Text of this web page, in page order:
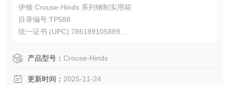
伊顿 Crouse-Hinds 系列钢制实用箱
目录编号:TP588
统一证书 (UPC):786189105889
产品高度:1.5 英寸
产品重量:0.42 磅
产品型号： Crouse-Hinds
更新时间： 2025-11-24